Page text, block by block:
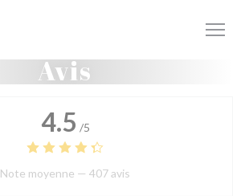
Avis
4.5 /5
Note moyenne — 407 avis